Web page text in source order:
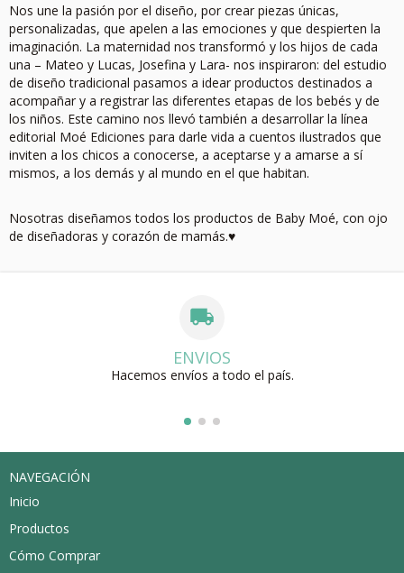
Nos une la pasión por el diseño, por crear piezas únicas,
personalizadas, que apelen a las emociones y que despierten la
imaginación. La maternidad nos transformó y los hijos de cada
una – Mateo y Lucas, Josefina y Lara- nos inspiraron: del estudio
de diseño tradicional pasamos a idear productos destinados a
acompañar y a registrar las diferentes etapas de los bebés y de
los niños. Este camino nos llevó también a desarrollar la línea
editorial Moé Ediciones para darle vida a cuentos ilustrados que
inviten a los chicos a conocerse, a aceptarse y a amarse a sí
mismos, a los demás y al mundo en el que habitan.
Nosotras diseñamos todos los productos de Baby Moé, con ojo
de diseñadoras y corazón de mamás.♥
ENVIOS
Hacemos envíos a todo el país.
NAVEGACIÓN
Inicio
Productos
Cómo Comprar